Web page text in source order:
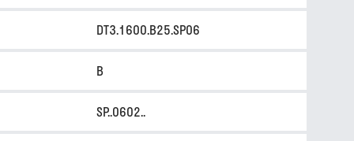
DT3.1600.B25.SP06
B
SP..0602..